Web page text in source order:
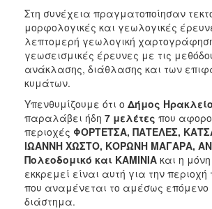
ΠΟΛΙΤΙΣΜΟΣ
ΑΝΘΕΚΤΙΚΗ
ΠΟΛΗ
Στη συνέχεια πραγματοποίησαν
μορφολογικές και γεωλογικές
λεπτομερή γεωλογική
γεωσεισμικές έρευνες με τις
ανάκλασης, διάθλασης και των
κυμάτων.
Υπενθυμίζουμε ότι ο Δήμος
παραλάβει ήδη 7 μελέτες που
περιοχές ΦΟΡΤΕΤΣΑ, ΠΑΤΕΛΕΣ,
ΙΩΑΝΝΗ ΧΩΣΤΟ, ΚΟΡΩΝΗ ΜΑΓΑΡΑ,
Πολεοδομικό και ΚΑΜΙΝΙΑ και η
εκκρεμεί είναι αυτή για την περιοχή
που αναμένεται το αμέσως επόμενο
διάστημα.